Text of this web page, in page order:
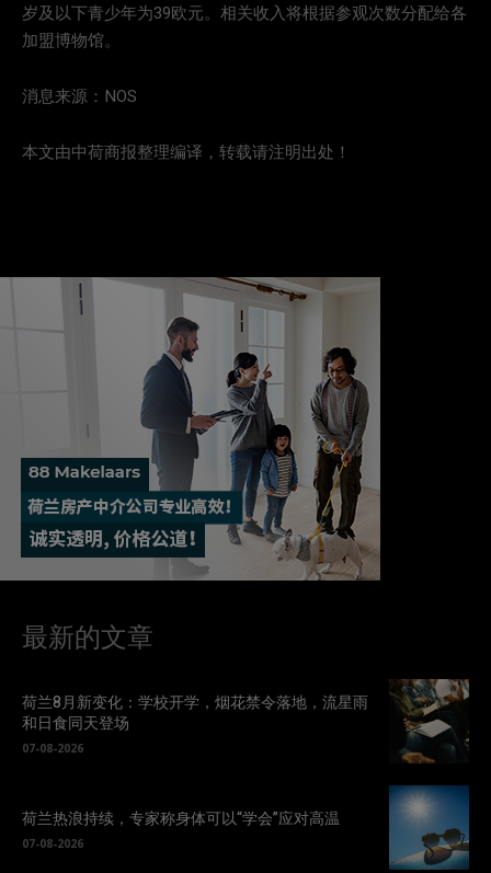
岁及以下青少年为39欧元。相关收入将根据参观次数分配给各
加盟博物馆。
消息来源：NOS
本文由中荷商报整理编译，转载请注明出处！
最新的文章
荷兰8月新变化：学校开学，烟花禁令落地，流星雨
和日食同天登场
07-08-2026
荷兰热浪持续，专家称身体可以“学会”应对高温
07-08-2026